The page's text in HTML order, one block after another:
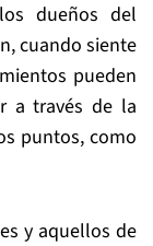
dueños del
cuando siente
pueden
a través de la
puntos, como
y aquellos de